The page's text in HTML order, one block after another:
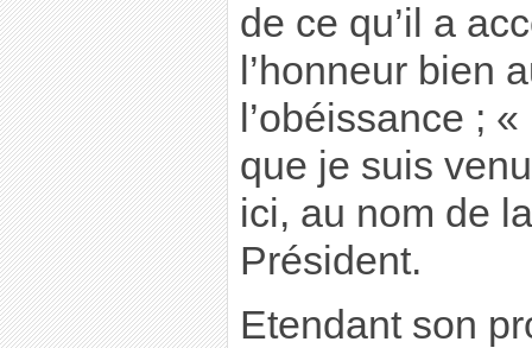
de ce qu’il a
l’honneur bien
l’obéissance ;
que je suis
ici, au nom de
Président.
Etendant son